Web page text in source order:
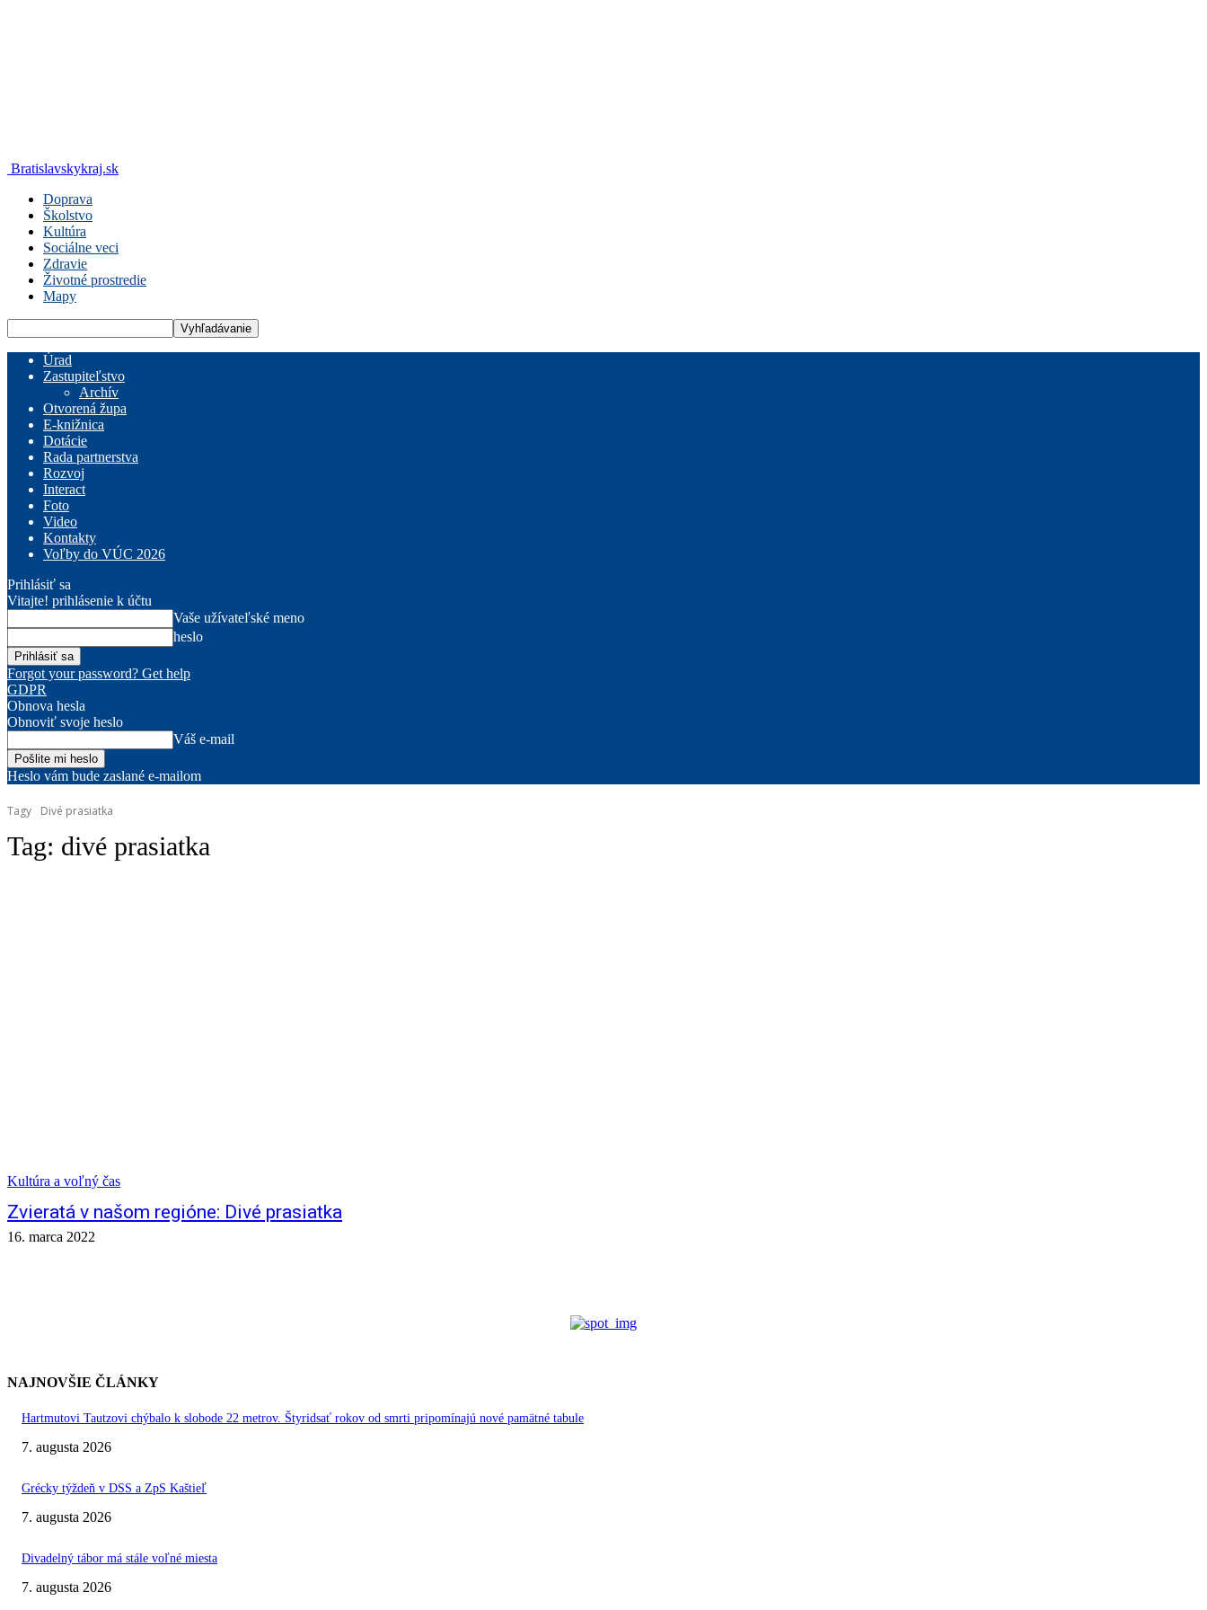
Bratislavskykraj.sk
Doprava
Školstvo
Kultúra
Sociálne veci
Zdravie
Životné prostredie
Mapy
Úrad
Zastupiteľstvo
Archív
Otvorená župa
E-knižnica
Dotácie
Rada partnerstva
Rozvoj
Interact
Foto
Video
Kontakty
Voľby do VÚC 2026
Prihlásiť sa
Vitajte! prihlásenie k účtu
Vaše užívateľské meno
heslo
Forgot your password? Get help
GDPR
Obnova hesla
Obnoviť svoje heslo
Váš e-mail
Heslo vám bude zaslané e-mailom
Tagy Divé prasiatka
Tag: divé prasiatka
Kultúra a voľný čas
Zvieratá v našom regióne: Divé prasiatka
16. marca 2022
NAJNOVŠIE ČLÁNKY
Hartmutovi Tautzovi chýbalo k slobode 22 metrov. Štyridsať rokov od smrti pripomínajú nové pamätné tabule
7. augusta 2026
Grécky týždeň v DSS a ZpS Kaštieľ
7. augusta 2026
Divadelný tábor má stále voľné miesta
7. augusta 2026